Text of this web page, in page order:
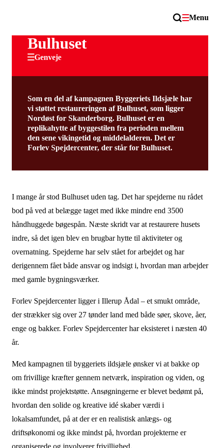
Menu
Bulhuset
Genveje
Som en del af kampagnen Byggeriets Ildsjæle har
vi støttet restaureringen af Bulhuset, som ligger
Nordøst for Skanderborg. Bulhuset er en
replikahytte af byggestilen fra perioden mellem
den sene vikingetid og middelalderen. Det er
Forlev Spejdercenter, der står for Bulhuset.
I mange år stod Bulhuset uden tag. Det har spejderne nu rådet
bod på ved at belægge taget med ikke mindre end 3500
håndhuggede bøgespån. Næste skridt var at restaurere husets
indre, så det igen blev en brugbar hytte til aktiviteter og
overnatning. Spejderne har selv stået for arbejdet og har
derigennem fået både ansvar og indsigt i, hvordan man arbejder
med gamle bygningsværker.
Forlev Spejdercenter ligger i Illerup Ådal – et smukt område,
der strækker sig over 27 tønder land med både søer, skove, åer,
enge og bakker. Forlev Spejdercenter har eksisteret i næsten 40
år.
Med kampagnen til byggeriets ildsjæle ønsker vi at bakke op
om frivillige kræfter gennem netværk, inspiration og viden, og
ikke mindst projektstøtte. Ansøgningerne er blevet bedømt på,
hvordan den solide og kreative idé skaber værdi i
lokalsamfundet, på at der er en realistisk anlægs- og
driftsøkonomi og ikke mindst på, hvordan projekterne er
organiserede og involverer frivillighed.